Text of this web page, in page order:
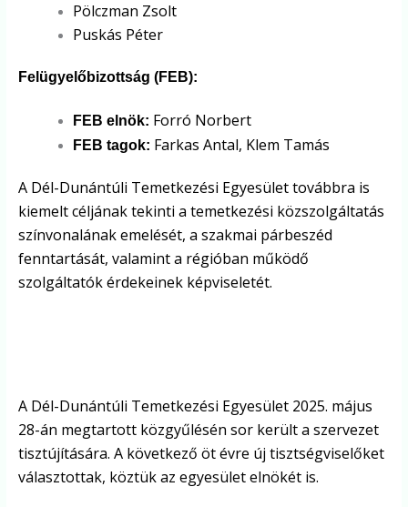
Pölczman Zsolt
Puskás Péter
Felügyelőbizottság (FEB):
FEB elnök: Forró Norbert
FEB tagok: Farkas Antal, Klem Tamás
A Dél-Dunántúli Temetkezési Egyesület továbbra is
kiemelt céljának tekinti a temetkezési közszolgáltatás
színvonalának emelését, a szakmai párbeszéd
fenntartását, valamint a régióban működő
szolgáltatók érdekeinek képviseletét.
A Dél-Dunántúli Temetkezési Egyesület 2025. május
28-án megtartott közgyűlésén sor került a szervezet
tisztújítására. A következő öt évre új tisztségviselőket
választottak, köztük az egyesület elnökét is.